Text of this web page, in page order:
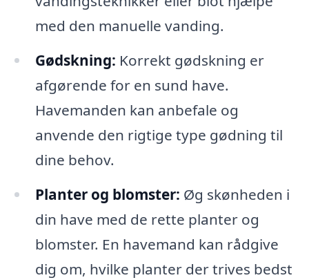
med den manuelle vanding.
Gødskning: Korrekt gødskning er
afgørende for en sund have.
Havemanden kan anbefale og
anvende den rigtige type gødning til
dine behov.
Planter og blomster: Øg skønheden i
din have med de rette planter og
blomster. En havemand kan rådgive
dig om, hvilke planter der trives bedst